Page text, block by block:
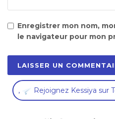
Enregistrer mon nom,
le navigateur pour mon
, Rejoignez Kessiya sur